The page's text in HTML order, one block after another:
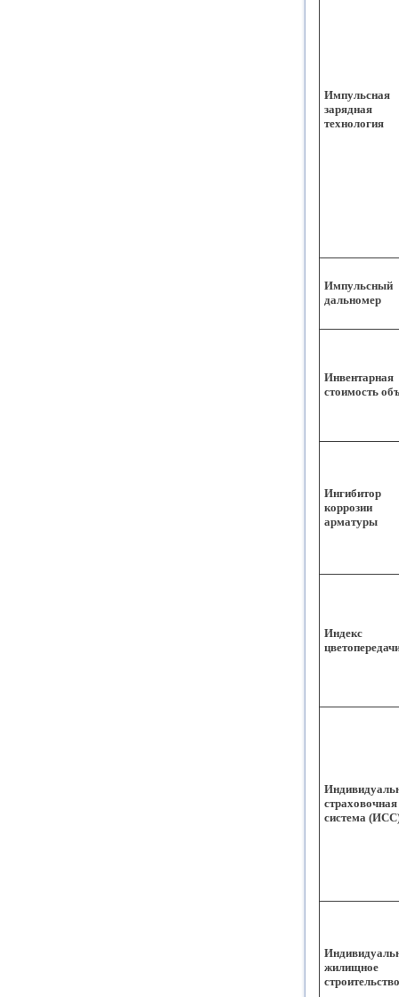
Импульсная
зарядная
технология
Импульсный
дальномер
Инвентарная
стоимость
Ингибитор
коррозии
арматуры
Индекс
страховочная
система
жилищное
строительство